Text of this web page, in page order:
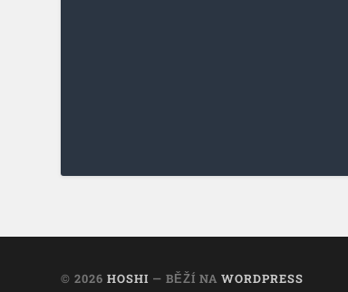
© 2026HOSHI — BĚŽÍ NAWORDPRESS